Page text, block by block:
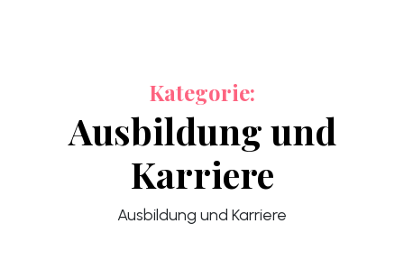
Kategorie:
Ausbildung und
Karriere
Ausbildung und Karriere